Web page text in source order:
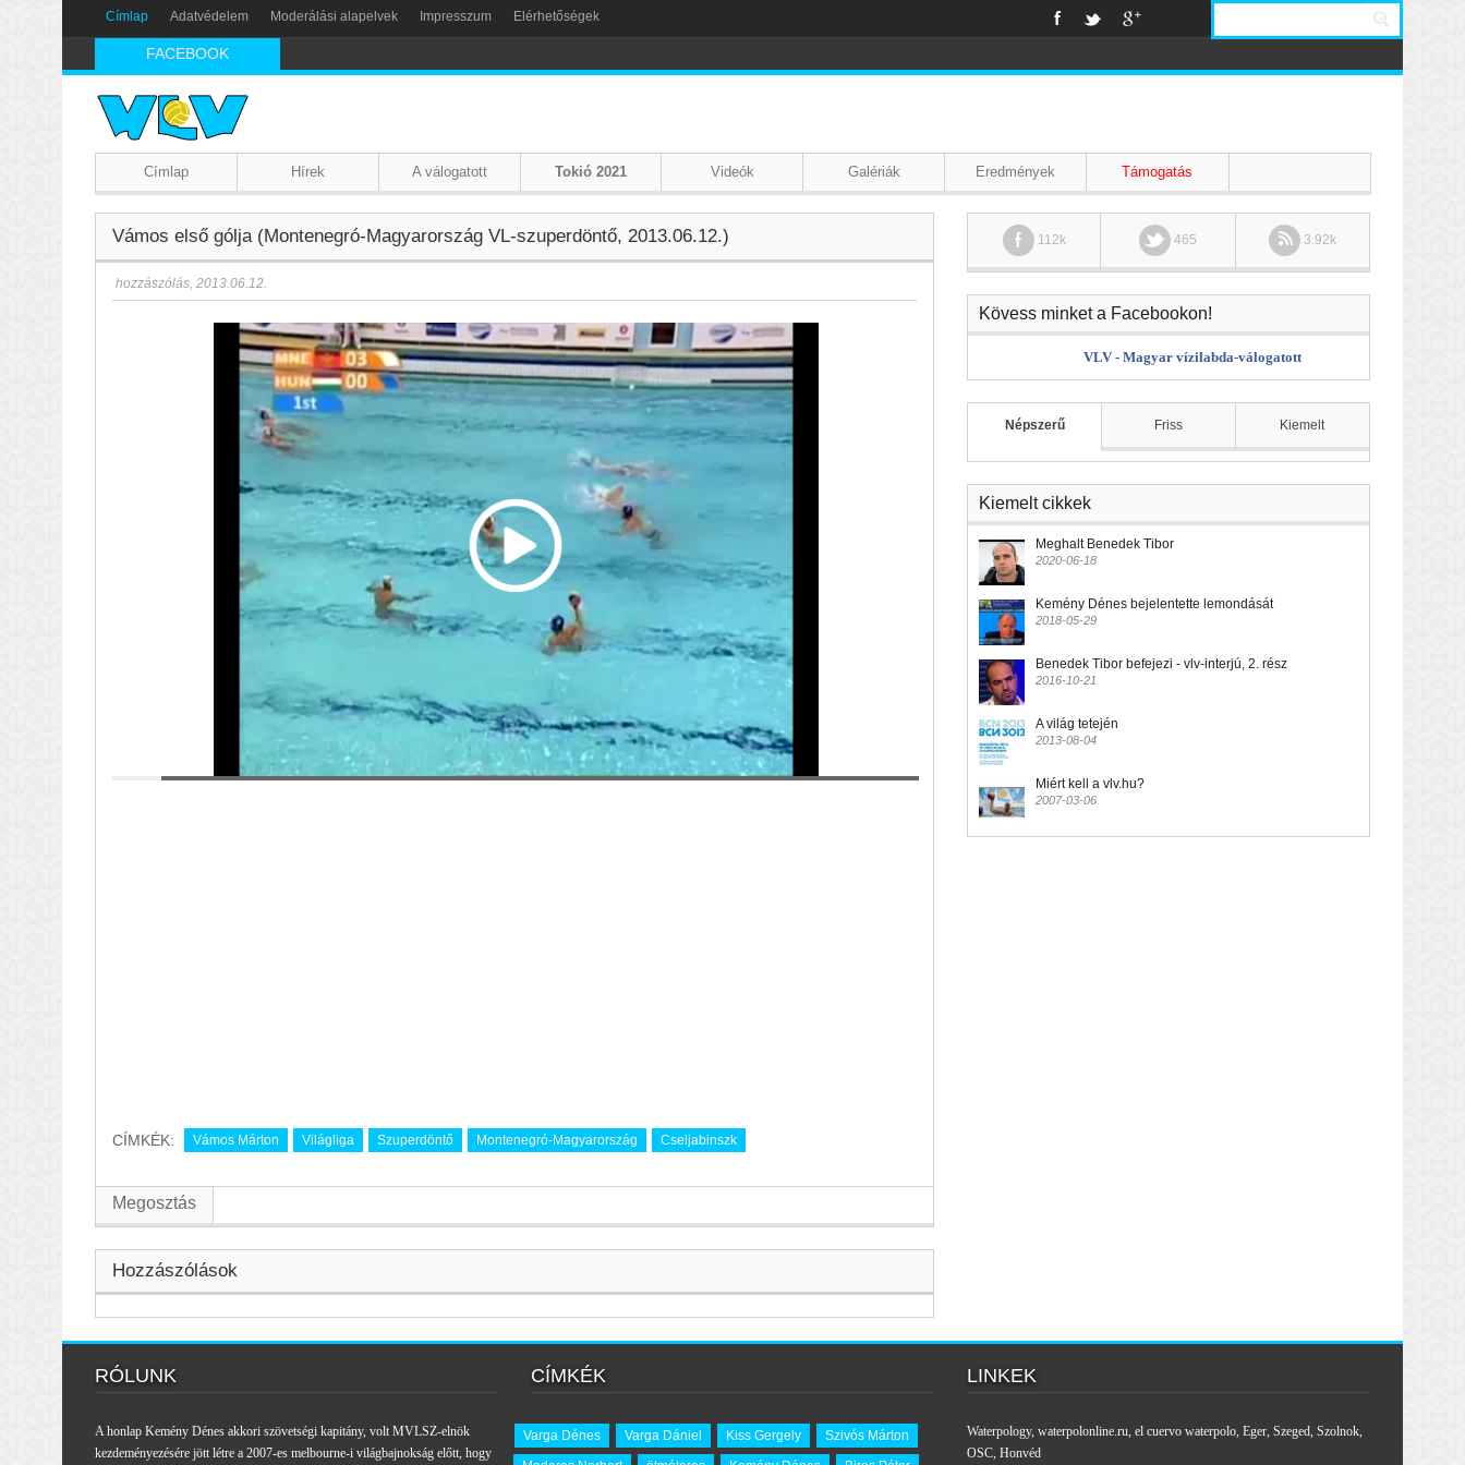
Címlap Adatvédelem Moderálási alapelvek Impresszum Elérhetőségek
FACEBOOK
Címlap Hírek A válogatott Tokió 2021 Videók Galériák Eredmények Támogatás
Vámos első gólja (Montenegró-Magyarország VL-szuperdöntő, 2013.06.12.)
hozzászólás, 2013.06.12.
CÍMKÉK: Vámos Márton Világliga Szuperdöntő Montenegró-Magyarország Cseljabinszk
Megosztás
Hozzászólások
112k 465 3.92k
Kövess minket a Facebookon!
VLV - Magyar vízilabda-válogatott
Népszerű Friss Kiemelt
Kiemelt cikkek
Meghalt Benedek Tibor
2020-06-18
Kemény Dénes bejelentette lemondását
2018-05-29
Benedek Tibor befejezi - vlv-interjú, 2. rész
2016-10-21
A világ tetején
2013-08-04
Miért kell a vlv.hu?
2007-03-06
RÓLUNK
A honlap Kemény Dénes akkori szövetségi kapitány, volt MVLSZ-elnök
kezdeményezésére jött létre a 2007-es melbourne-i világbajnokság előtt, hogy
CÍMKÉK
Varga Dénes Varga Dániel Kiss Gergely
Szivós Márton
LINKEK
Waterpology, waterpolonline.ru, el cuervo waterpolo, Eger, Szeged, Szolnok,
OSC, Honvéd